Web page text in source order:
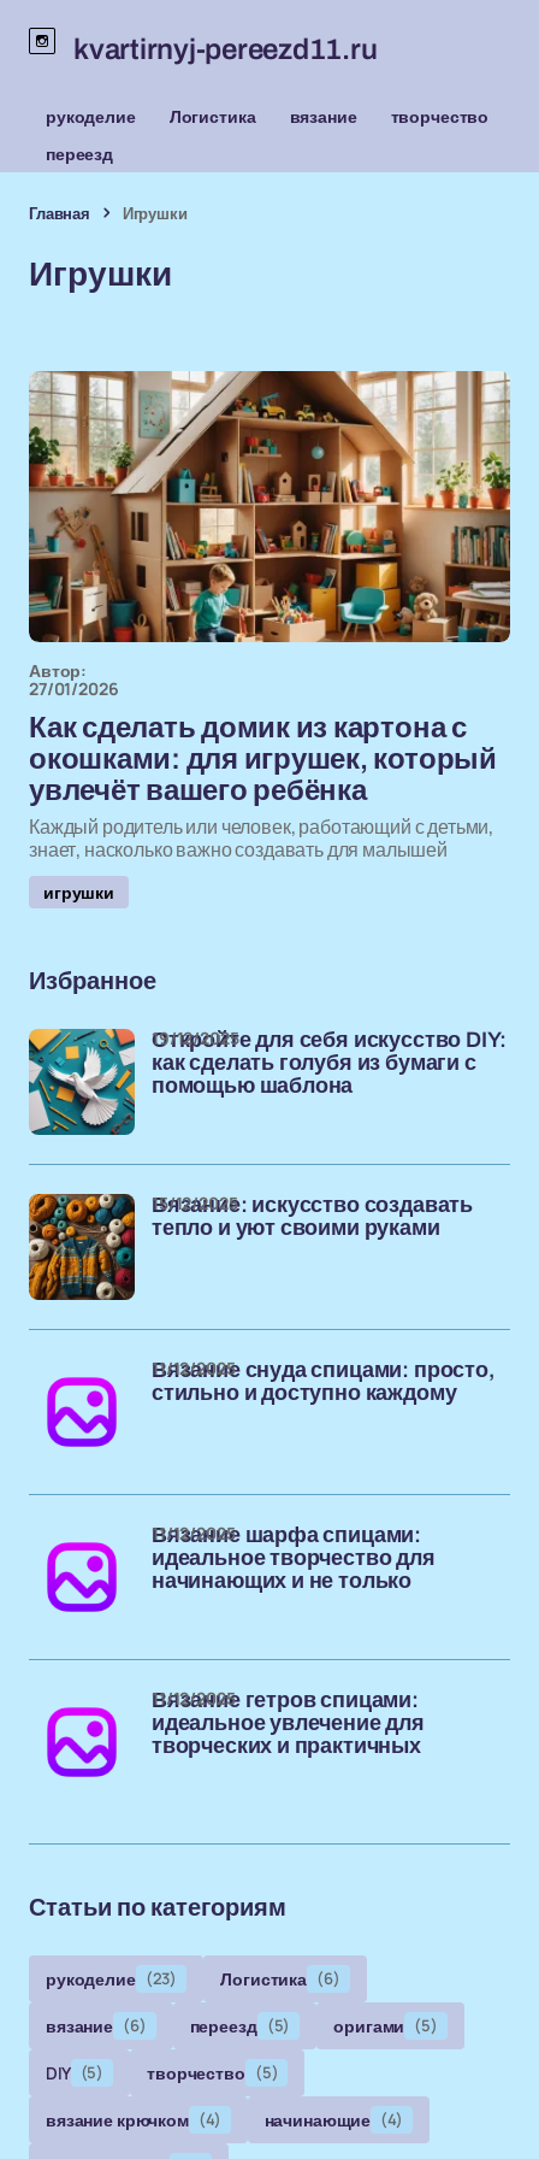
kvartirnyj-pereezd11.ru
рукоделие Логистика вязание
творчество
переезд
Главная Игрушки
Игрушки
Автор:
27/01/2026
Как сделать домик из картона с
окошками: для игрушек, который
увлечёт вашего ребёнка
Каждый родитель или человек, работающий с детьми,
знает, насколько важно создавать для малышей
игрушки
Избранное
Откройте для себя искусство DIY:
как сделать голубя из бумаги с
помощью шаблона
19/12/2025
Вязание: искусство создавать
тепло и уют своими руками
15/12/2025
Вязание снуда спицами: просто,
стильно и доступно каждому
11/12/2025
Вязание шарфа спицами:
идеальное творчество для
начинающих и не только
11/12/2025
Вязание гетров спицами:
идеальное увлечение для
творческих и практичных
11/12/2025
Статьи по категориям
рукоделие (23) Логистика (6)
вязание (6) переезд (5) оригами (5)
DIY (5) творчество (5)
вязание крючком (4) начинающие (4)